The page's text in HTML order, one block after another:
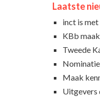
Laatste
inct is
KBb
Tweede
Maak
Uitgevers